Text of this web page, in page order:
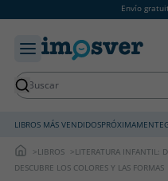
Envío
LIBROS MÁS VENDIDOSPRÓXIMAMENTE
LIBROS
LITERATURA INFANTIL:
DESCUBRE LOS COLORES Y LAS FORMAS